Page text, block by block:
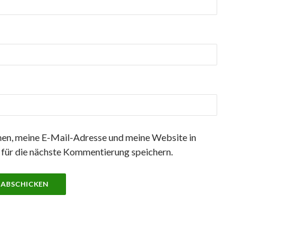
meine E-Mail-Adresse und meine Website in
die nächste Kommentierung speichern.